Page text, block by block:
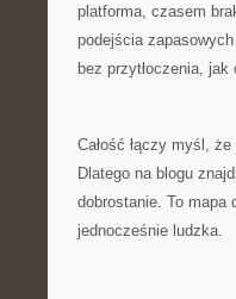
platforma, czasem
podejścia
bez przytłoczenia,
Całość łączy myśl,
Dlatego na blogu
dobrostanie. To mapa
jednocześnie ludzka.